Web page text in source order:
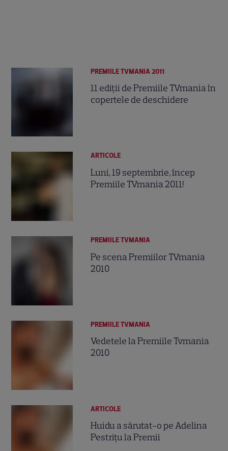
PREMIILE TVMANIA 2011
11 ediţii de Premiile TVmania în
copertele de deschidere
ARTICOLE
Luni, 19 septembrie, încep
Premiile TVmania 2011!
PREMIILE TVMANIA
Pe scena Premiilor TVmania
2010
PREMIILE TVMANIA
Vedetele la Premiile Tvmania
2010
ARTICOLE
Huidu a sărutat-o pe Adelina
Pestriţu la Premii